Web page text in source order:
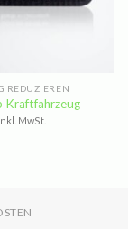
REDUZIEREN
Kraftfahrzeug
MwSt.